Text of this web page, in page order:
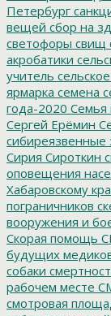
Петербург
вещей сбор на
светофоры свищ
акробатики
учитель
ярмарка семена
года-2020 Семья
Сергей Ерёмин
сибиреязвенные
Сирия Сироткин
оповещения
Хабаровскому
пограничников
вооружения и
Скорая помощь
будущих
собаки
рабочем месте
смотровая